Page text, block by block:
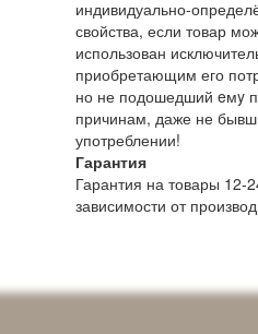
индивидуально-
свойства, если товар
использован
приобретающим его
но не подошедший eмy
причинам, даже не
употреблении!
Гарантия
Гарантия на товары 12-
зависимости от